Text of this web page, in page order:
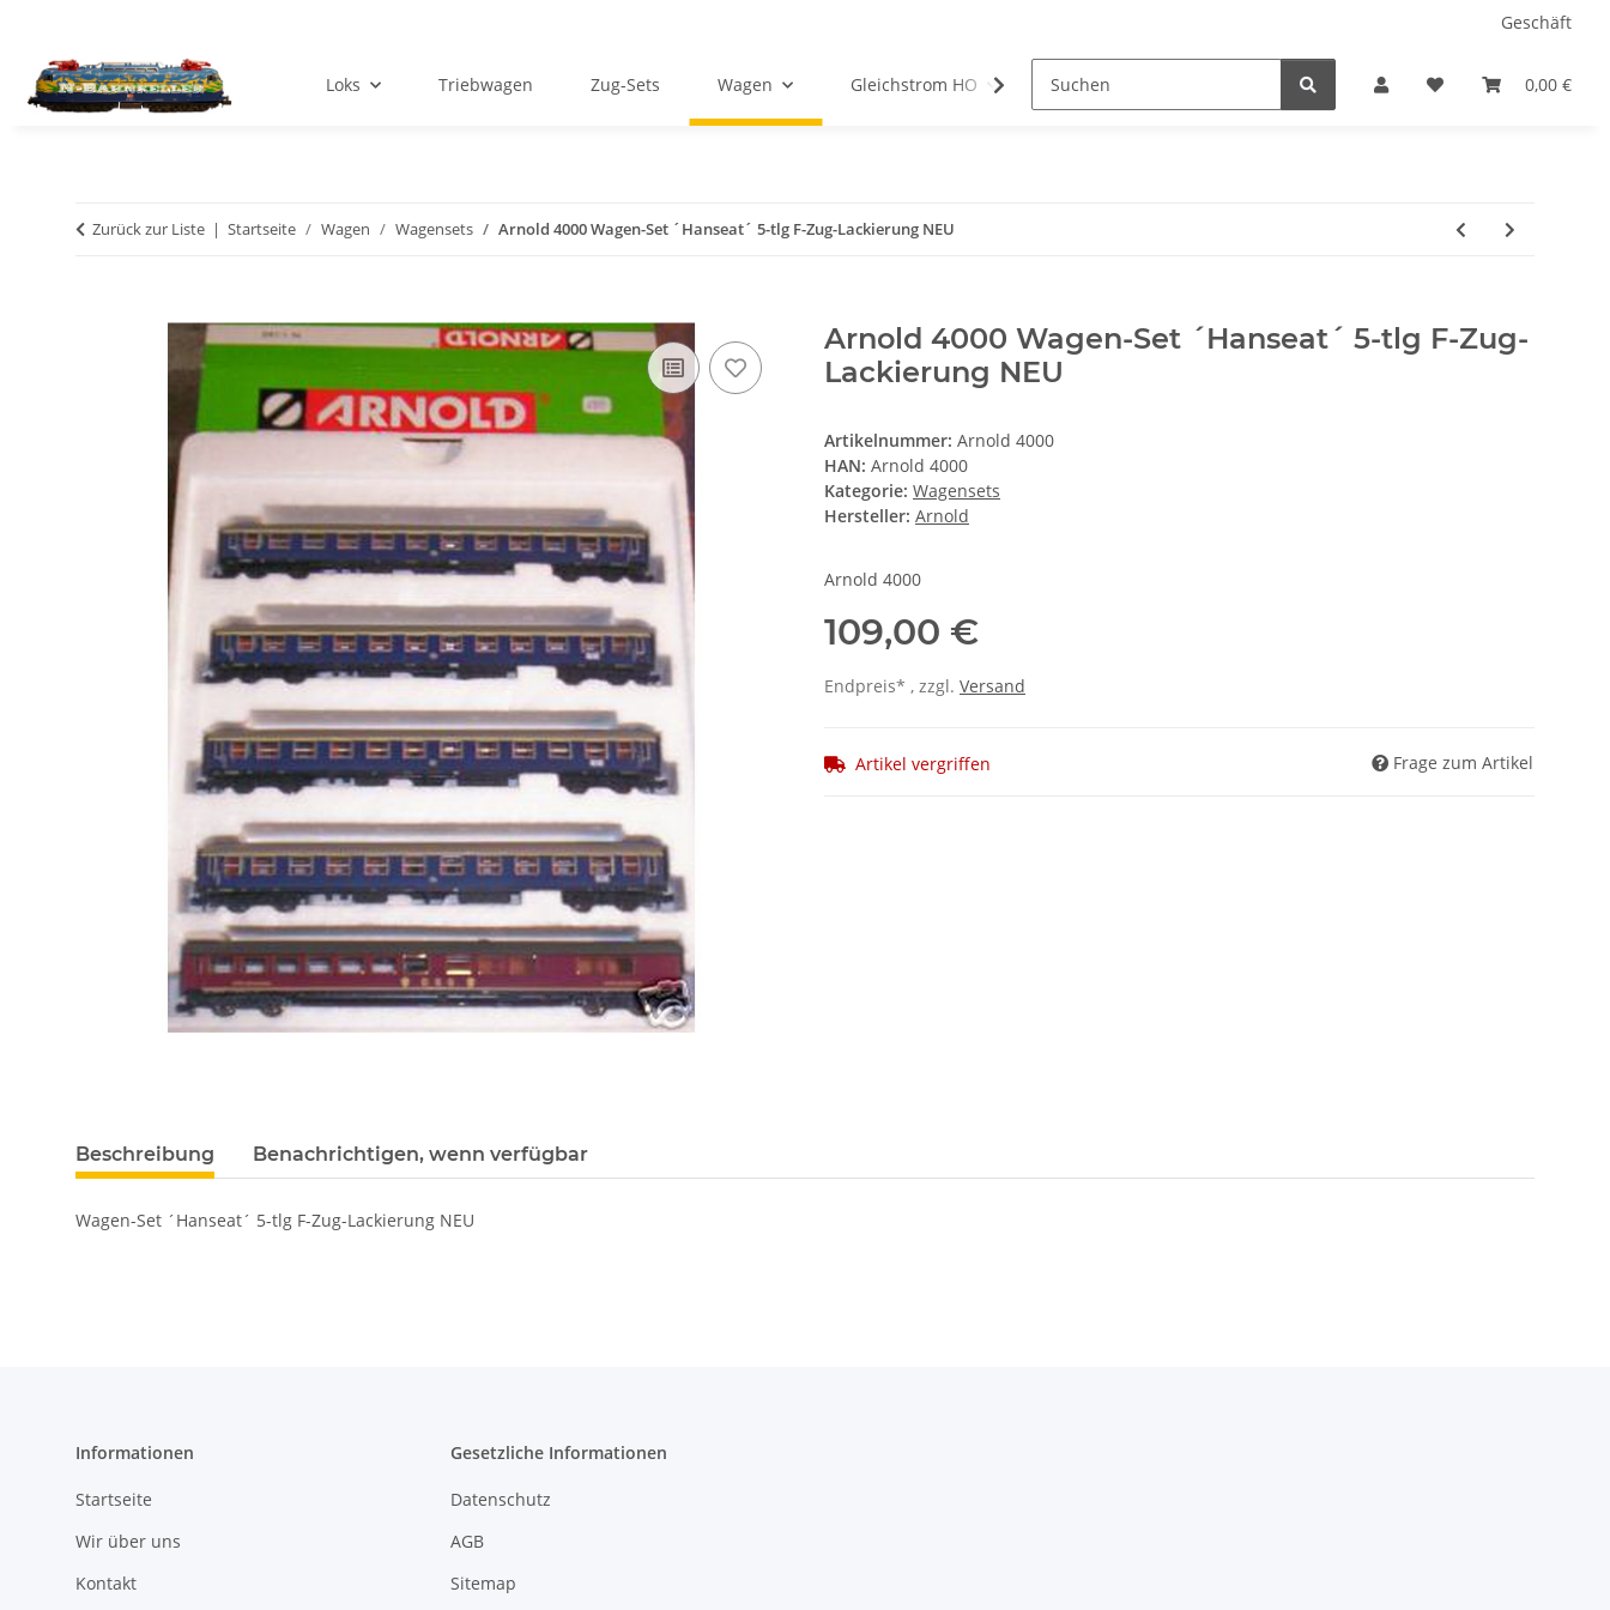
Geschäft
0,00 €
Loks Triebwagen Zug-Sets Wagen Gleichstrom HO Märklin HO Modellautos Spur N Modellautos Spur
Zurück zur Liste Startseite Wagen Wagensets Arnold 4000 Wagen-Set ´Hanseat´ 5-tlg F-Zug-Lackierung NEU
Arnold 4000 Wagen-Set ´Hanseat´ 5-tlg F-Zug-
Lackierung NEU
Artikelnummer: Arnold 4000
HAN: Arnold 4000
Kategorie: Wagensets
Hersteller: Arnold
Arnold 4000
109,00 €
Endpreis* , zzgl. Versand
Artikel vergriffen Frage zum Artikel
Beschreibung Benachrichtigen, wenn verfügbar
Wagen-Set ´Hanseat´ 5-tlg F-Zug-Lackierung NEU
Informationen
Startseite
Wir über uns
Kontakt
Gesetzliche Informationen
Datenschutz
AGB
Sitemap